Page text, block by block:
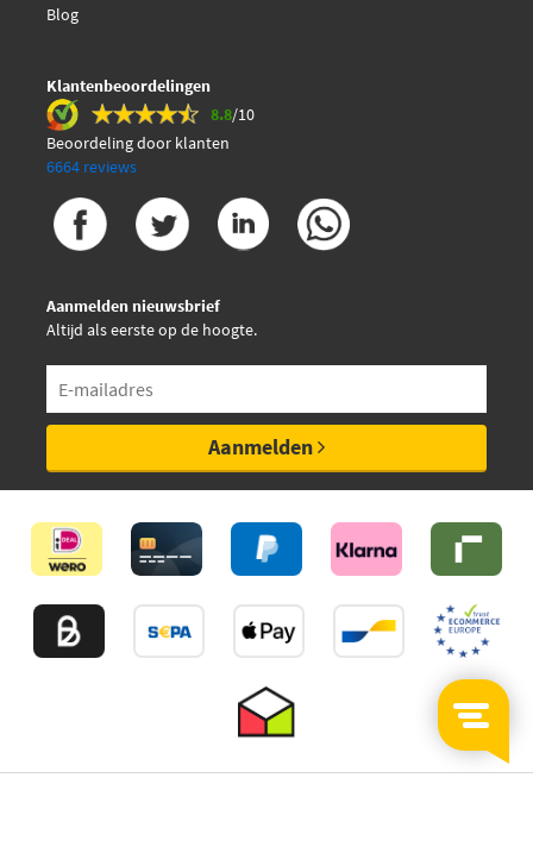
Blog
Klantenbeoordelingen
8.8/10
Beoordeling door klanten
6664 reviews
Aanmelden nieuwsbrief
Altijd als eerste op de hoogte.
Aanmelden